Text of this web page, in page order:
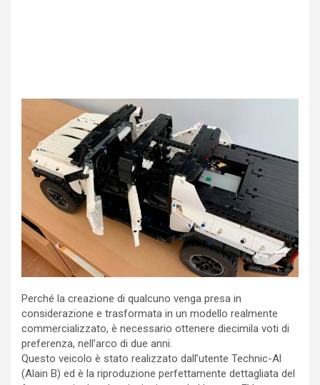
Perché la creazione di qualcuno venga presa in
considerazione e trasformata in un modello realmente
commercializzato, è necessario ottenere diecimila voti di
preferenza, nell’arco di due anni.
Questo veicolo è stato realizzato dall’utente Technic-Al
(Alain B) ed è la riproduzione perfettamente dettagliata del